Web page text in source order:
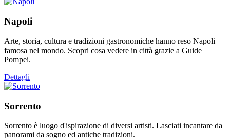
Napoli
Arte, storia, cultura e tradizioni gastronomiche hanno reso Napoli
famosa nel mondo. Scopri cosa vedere in città grazie a Guide
Pompei.
Dettagli
Sorrento
Sorrento è luogo d'ispirazione di diversi artisti. Lasciati incantare da
panorami da sogno ed antiche tradizioni.